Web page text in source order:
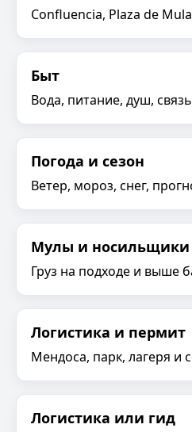
Confluencia, Plaza de
Быт
Вода, питание, душ,
Погода и сезон
Ветер, мороз, снег,
Мулы и носильщики
Груз на подходе и выше
Логистика и пермит
Мендоса, парк, лагеря и
Логистика или гид